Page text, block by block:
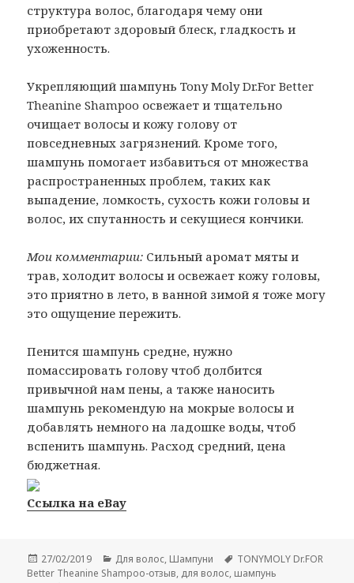
структура волос, благодаря чему они
приобретают здоровый блеск, гладкость и
ухоженность.
Укрепляющий шампунь Tony Moly Dr.For Better
Theanine Shampoo освежает и тщательно
очищает волосы и кожу голову от
повседневных загрязнений. Кроме того,
шампунь помогает избавиться от множества
распространенных проблем, таких как
выпадение, ломкость, сухость кожи головы и
волос, их спутанность и секущиеся кончики.
Мои комментарии: Сильный аромат мяты и
трав, холодит волосы и освежает кожу головы,
это приятно в лето, в ванной зимой я тоже могу
это ощущение пережить.
Пенится шампунь средне, нужно
помассировать голову чтоб долбится
привычной нам пены, а также наносить
шампунь рекомендую на мокрые волосы и
добавлять немного на ладошке воды, чтоб
вспенить шампунь. Расход средний, цена
бюджетная.
Ссылка на eBay
Опубликовано
27/02/2019 Рубрики
Для волос, Шампуни Метки
TONYMOLY Dr.FOR
Better Theanine Shampoo-отзыв, для волос, шампунь